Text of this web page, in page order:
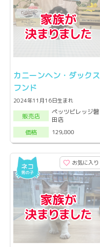
カニーンヘン・ダックス
フンド
2024年11月16日生まれ
販売店
ペッツビレッジ磐
田店
価格
129,800
お気に入り